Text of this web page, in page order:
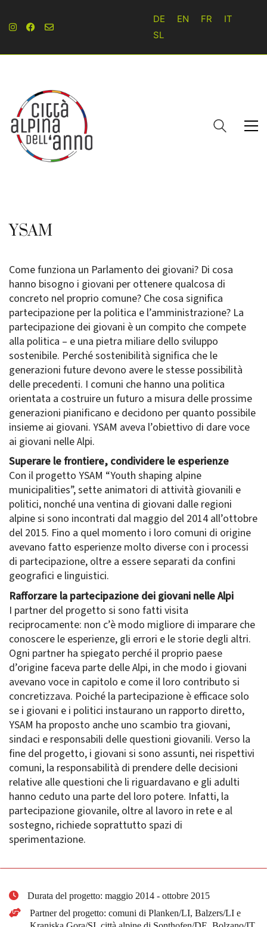
DE EN FR
IT
SL
YSAM
Come funziona un Parlamento dei giovani? Di cosa
hanno bisogno i giovani per ottenere qualcosa di
concreto nel proprio comune? Che cosa significa
partecipazione per la politica e l’amministrazione? La
partecipazione dei giovani è un compito che compete
alla politica – e una pietra miliare dello sviluppo
sostenibile. Perché sostenibilità significa che le
generazioni future devono avere le stesse possibilità
delle precedenti. I comuni che hanno una politica
orientata a costruire un futuro a misura delle prossime
generazioni pianificano e decidono per quanto possibile
insieme ai giovani. YSAM aveva l’obiettivo di dare voce
ai giovani nelle Alpi.
Superare le frontiere, condividere le esperienze
Con il progetto YSAM “Youth shaping alpine
municipalities”, sette animatori di attività giovanili e
politici, nonché una ventina di giovani dalle regioni
alpine si sono incontrati dal maggio del 2014 all’ottobre
del 2015. Fino a quel momento i loro comuni di origine
avevano fatto esperienze molto diverse con i processi
di partecipazione, oltre a essere separati da confini
geografici e linguistici.
Rafforzare la partecipazione dei giovani nelle Alpi
I partner del progetto si sono fatti visita
reciprocamente: non c’è modo migliore di imparare che
conoscere le esperienze, gli errori e le storie degli altri.
Ogni partner ha spiegato perché il proprio paese
d’origine faceva parte delle Alpi, in che modo i giovani
avevano voce in capitolo e come il loro contributo si
concretizzava. Poiché la partecipazione è efficace solo
se i giovani e i politici instaurano un rapporto diretto,
YSAM ha proposto anche uno scambio tra giovani,
sindaci e responsabili delle questioni giovanili. Verso la
fine del progetto, i giovani si sono assunti, nei rispettivi
comuni, la responsabilità di prendere delle decisioni
relative alle questioni che li riguardavano e gli adulti
hanno ceduto una parte del loro potere. Infatti, la
partecipazione giovanile, oltre al lavoro in rete e al
sostegno, richiede soprattutto spazi di
sperimentazione.
Durata del progetto: maggio 2014 - ottobre 2015
Partner del progetto: comuni di Planken/LI, Balzers/LI e